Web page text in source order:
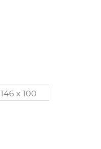
146 x 100